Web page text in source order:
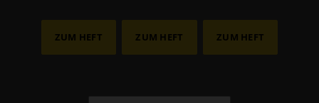
ZUM HEFT ZUM HEFT ZUM HEFT